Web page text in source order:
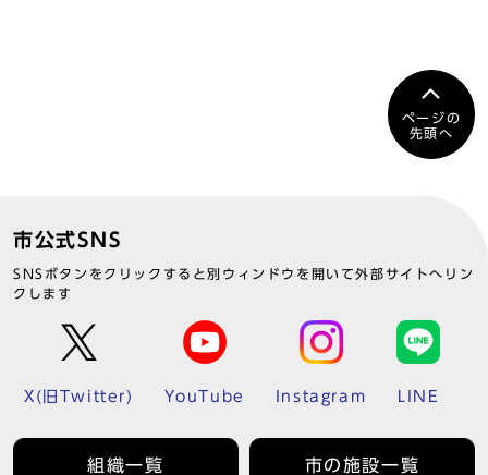
ページの
先頭へ
市公式SNS
SNSボタンをクリックすると別ウィンドウを開いて外部サイトへリン
クします
X(旧Twitter) YouTube Instagram LINE
組織一覧 市の施設一覧